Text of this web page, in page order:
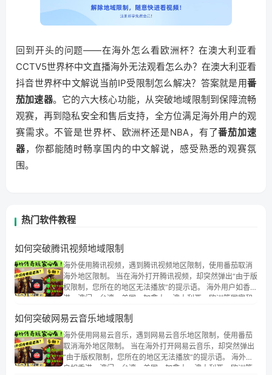
回到开头的问题——在海外怎么看欧洲杯？在澳大利亚看
CCTV5世界杯中文直播海外无法观看怎么办？在澳大利亚看
抖音世界杯中文解说当前IP受限制怎么解决？答案就是用番
茄加速器。它的六大核心功能，从突破地域限制到保障流畅
观赛，再到隐私安全和售后支持，全方位满足海外用户的观
赛需求。不管是世界杯、欧洲杯还是NBA，有了番茄加速
器，你都能随时畅享国内的中文解说，感受熟悉的观赛氛
围。
热门软件教程
如何突破腾讯视频地域限制
海外使用腾讯视频，遇到腾讯视频地区限制，使用番茄取消
海外地区限制。 当在海外打开腾讯视频，却突然弹出“由于版
权限制，您所在的地区无法播放”的提示语。 海外用户如香
港、澳门、台湾、美国、加拿大、澳大利亚、欧洲等国家和
权限制问题，且仅能在中国大陆地区播放。 遇到这个问题的
朋友们，使用番茄回国加速器，即可解决「海外用户收听腾
讯视频地区版权限制」的问题，无论人在香港、澳门、台
湾、美国、加拿大、澳大利亚、欧洲等国家和地区工作、留
学、定居等，都可以使用，不再因地区和版权限制所困扰。
如何突破网易云音乐地域限制
海外使用网易云音乐，遇到网易云音乐地区限制，使用番茄
取消海外地区限制。 当在海外打开网易云音乐，却突然弹出
“由于版权限制，您所在的地区无法播放”的提示语。 海外用
户如香港、澳门、台湾、美国、加拿大、澳大利亚、欧洲等